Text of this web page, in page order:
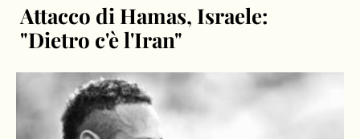
Attacco di Hamas, Israele:
"Dietro c'è l'Iran"